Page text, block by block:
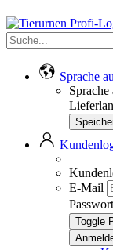
Sprache
Sprache
E-Mail
Passwort
Toggle